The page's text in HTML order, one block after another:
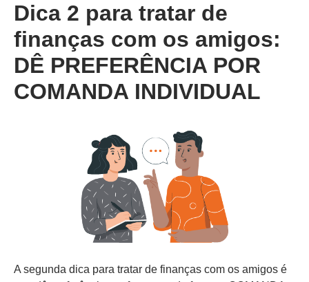
Dica 2 para tratar de
finanças com os amigos:
DÊ PREFERÊNCIA POR
COMANDA INDIVIDUAL
A segunda dica para tratar de finanças com os amigos é